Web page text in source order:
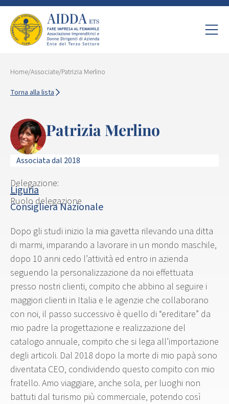
Home/Associate/Patrizia Merlino
Torna alla lista
Patrizia Merlino
Associata dal 2018
Delegazione:
Liguria
Ruolo delegazione
Consigliera Nazionale
Dopo gli studi inizio la mia gavetta rilevando una ditta
di marmi, imparando a lavorare in un mondo maschile,
dopo 10 anni cedo l’attività ed entro in azienda
seguendo la personalizzazione da noi effettuata
presso nostri clienti, compito che abbino al seguire i
maggiori clienti in Italia e le agenzie che collaborano
con noi, il passo successivo è quello di “ereditare” da
mio padre la progettazione e realizzazione del
catalogo annuale, compito che si lega all’importazione
degli articoli. Dal 2018 dopo la morte di mio papà sono
diventata CEO, condividendo questo compito con mio
fratello. Amo viaggiare, anche sola, per luoghi non
battuti dal turismo più commerciale, potendo così